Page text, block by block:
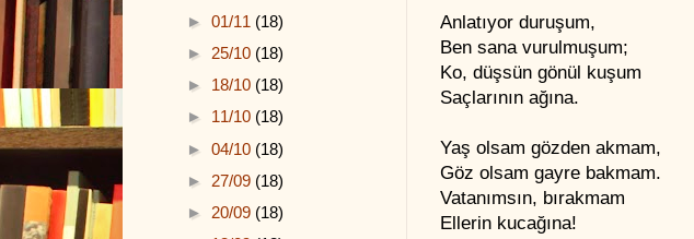
Anlatıyor duruşum,
Ben sana vurulmuşum;
Ko, düşsün gönül kuşum
Saçlarının ağına.
Yaş olsam gözden akmam,
Göz olsam gayre bakmam.
Vatanımsın, bırakmam
Ellerin kucağına!
► 01/11 (18)
► 25/10 (18)
► 18/10 (18)
► 11/10 (18)
► 04/10 (18)
► 27/09 (18)
► 20/09 (18)